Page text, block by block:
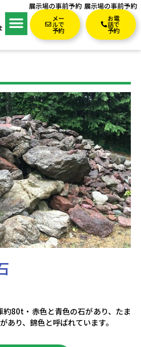
展示場の事前予約
メー
ルで
予約
展示場の事前予約
お電
話で
予約
80t・赤色と青色の石があり、たま
あり、錦色と呼ばれています。